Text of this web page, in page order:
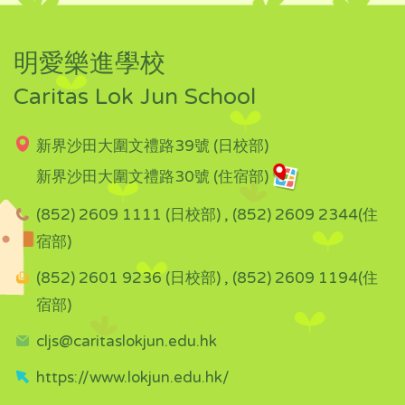
明愛樂進學校
Caritas Lok Jun School
新界沙田大圍文禮路39號 (日校部)
新界沙田大圍文禮路30號 (住宿部)
(852) 2609 1111 (日校部) , (852) 2609 2344(住
宿部)
(852) 2601 9236 (日校部) , (852) 2609 1194(住
宿部)
cljs@caritaslokjun.edu.hk
https://www.lokjun.edu.hk/